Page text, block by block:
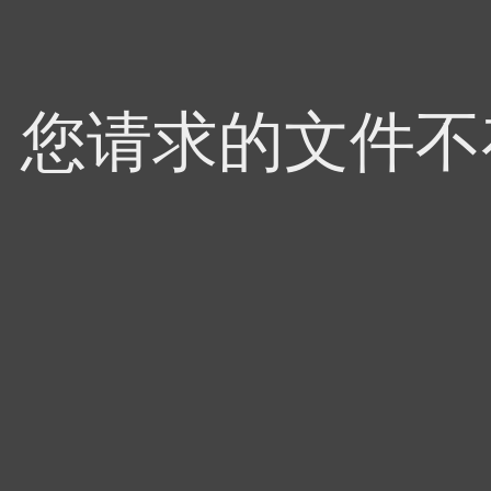
您请求的文件